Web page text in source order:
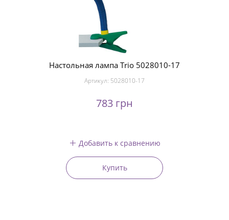
Настольная лампа Trio 5028010-17
Артикул: 5028010-17
783 грн
Добавить к сравнению
Купить